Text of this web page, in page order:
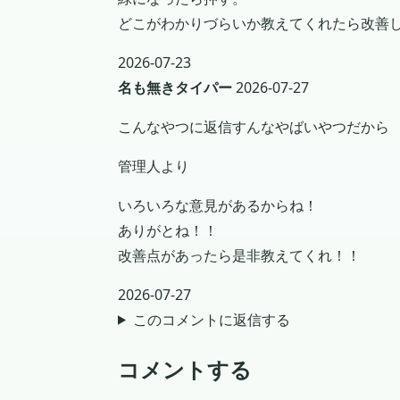
どこがわかりづらいか教えてくれたら改善
2026-07-23
名も無きタイパー2026-07-27
こんなやつに返信すんなやばいやつだから
管理人より
いろいろな意見があるからね！
ありがとね！！
改善点があったら是非教えてくれ！！
2026-07-27
このコメントに返信する
コメントする